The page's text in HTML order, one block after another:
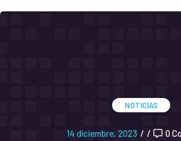
NOTICIAS
14 diciembre, 2023 / / 0